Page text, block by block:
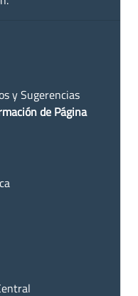
y Sugerencias
de Página